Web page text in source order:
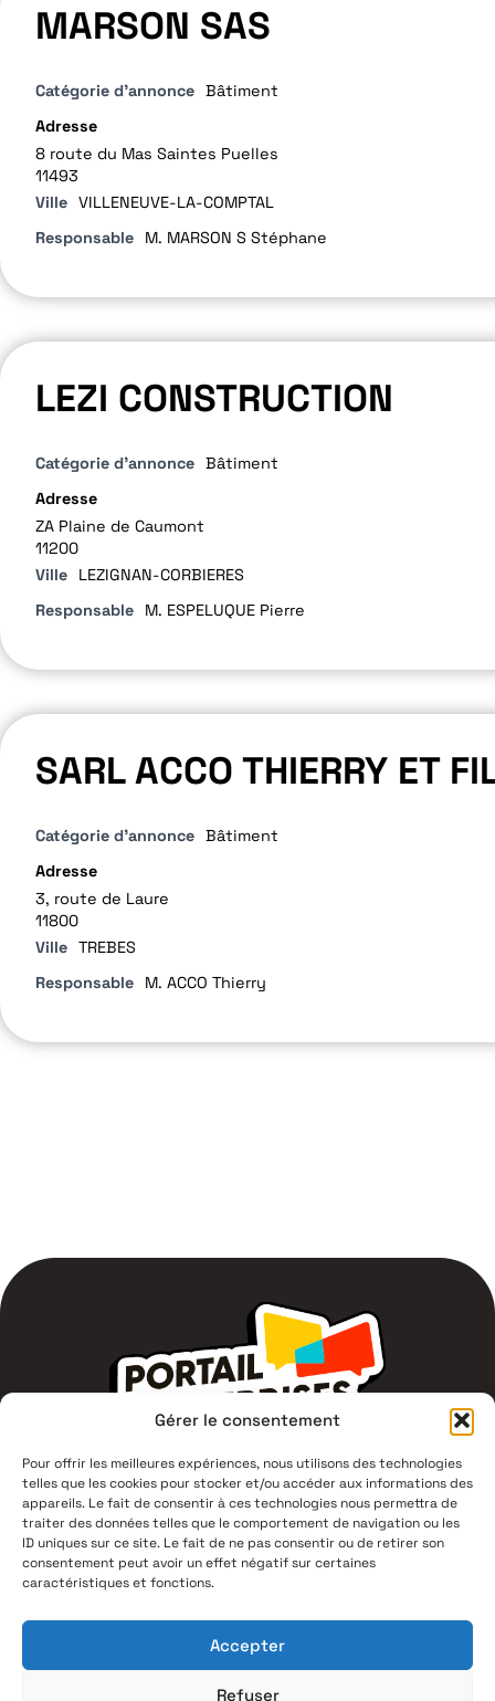
Gérer le consentement
Pour offrir les meilleures expériences, nous utilisons des technologies
telles que les cookies pour stocker et/ou accéder aux informations des
appareils. Le fait de consentir à ces technologies nous permettra de
traiter des données telles que le comportement de navigation ou les
ID uniques sur ce site. Le fait de ne pas consentir ou de retirer son
consentement peut avoir un effet négatif sur certaines
caractéristiques et fonctions.
Accepter
Refuser
MARSON SAS
Catégorie d'annonce Bâtiment
Adresse
8 route du Mas Saintes Puelles
11493
Ville VILLENEUVE-LA-COMPTAL
Responsable
M. MARSON S Stéphane
LEZI CONSTRUCTION
Catégorie d'annonce Bâtiment
Adresse
ZA Plaine de Caumont
11200
Ville
LEZIGNAN-CORBIERES
Responsable
M. ESPELUQUE Pierre
SARL ACCO THIERRY ET
Catégorie d'annonce Bâtiment
Adresse
3, route de Laure
11800
Ville TREBES
Responsable
M. ACCO Thierry
1 Av du Campus Jean Durand,
11400 Castelnaudary
04 68 94 53 00
Mentions légales
Politique de confidentialité